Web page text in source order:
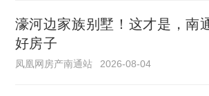
濠河边家族别墅！这才是，南
好房子
凤凰网房产南通站 2026-08-04